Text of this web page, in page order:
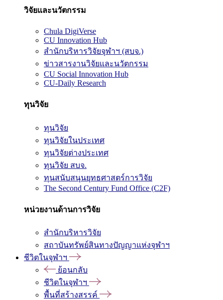
วิจัยและนวัตกรรม
Chula DigiVerse
CU Innovation Hub
สำนักบริหารวิจัยจุฬาฯ (สบจ.)
ข่าวสารงานวิจัยและนวัตกรรม
CU Social Innovation Hub
CU-Daily Research
ทุนวิจัย
ทุนวิจัย
ทุนวิจัยในประเทศ
ทุนวิจัยต่างประเทศ
ทุนวิจัย สบจ.
ทุนสนับสนุนยุทธศาสตร์การวิจัย
The Second Century Fund Office (C2F)
หน่วยงานด้านการวิจัย
สำนักบริหารวิจัย
สถาบันทรัพย์สินทางปัญญาแห่งจุฬาฯ
ชีวิตในจุฬาฯ
ย้อนกลับ
ชีวิตในจุฬาฯ
พื้นที่สร้างสรรค์